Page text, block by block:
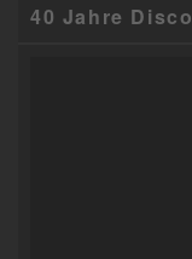
40 Jahre Disco